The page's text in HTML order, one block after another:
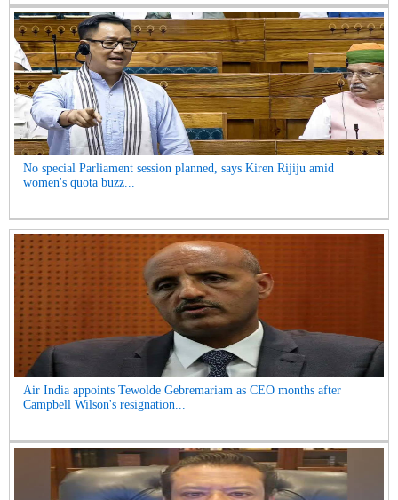
No special Parliament session planned, says Kiren Rijiju amid
women's quota buzz...
Air India appoints Tewolde Gebremariam as CEO months after
Campbell Wilson's resignation...